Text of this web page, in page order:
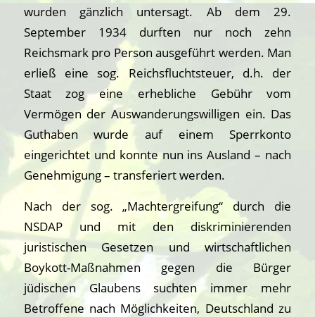
wurden gänzlich untersagt. Ab dem 29.
September 1934 durften nur noch zehn
Reichsmark pro Person ausgeführt werden. Man
erließ eine sog. Reichsfluchtsteuer, d.h. der
Staat zog eine erhebliche Gebühr vom
Vermögen der Auswanderungswilligen ein. Das
Guthaben wurde auf einem Sperrkonto
eingerichtet und konnte nun ins Ausland – nach
Genehmigung – transferiert werden.
Nach der sog. „Machtergreifung“ durch die
NSDAP und mit den diskriminierenden
juristischen Gesetzen und wirtschaftlichen
Boykott-Maßnahmen gegen die Bürger
jüdischen Glaubens suchten immer mehr
Betroffene nach Möglichkeiten, Deutschland zu